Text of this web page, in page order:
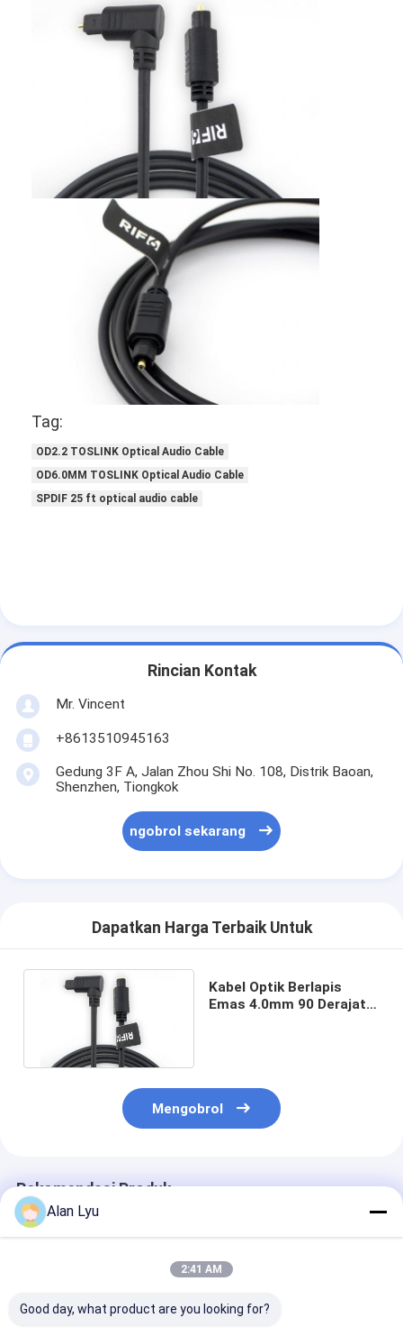
kabel patch serat mtp mpo
Kabel serat optik industri
Sensor Serat Optik
Kabel Serat Optik Plastik
Kabel Audio Optik
Adaptor Audio Optik
Aksesoris Serat Optik
Tag:
OD2.2 TOSLINK Optical Audio Cable
OD6.0MM TOSLINK Optical Audio Cable
SPDIF 25 ft optical audio cable
Rincian Kontak
Mr. Vincent
+8613510945163
Gedung 3F A, Jalan Zhou Shi No. 108, Distrik Baoan,
Shenzhen, Tiongkok
ngobrol sekarang
Dapatkan Harga Terbaik Untuk
Kabel Optik Berlapis
Emas 4.0mm 90 Derajat,
Mengobrol
Rekomendasi Produk
Alan Lyu
2:41 AM
Good day, what product are you looking for?